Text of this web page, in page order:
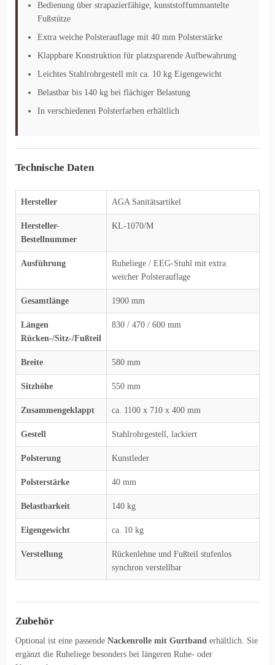
Bedienung über strapazierfähige, kunststoffummantelte
Fußstütze
Extra weiche Polsterauflage mit 40 mm Polsterstärke
Klappbare Konstruktion für platzsparende Aufbewahrung
Leichtes Stahlrohrgestell mit ca. 10 kg Eigengewicht
Belastbar bis 140 kg bei flächiger Belastung
In verschiedenen Polsterfarben erhältlich
Technische Daten
Hersteller AGA Sanitätsartikel
Hersteller-
Bestellnummer
KL-1070/M
Ausführung
Ruheliege / EEG-Stuhl mit extra
weicher Polsterauflage
Gesamtlänge 1900 mm
Längen
Rücken-/Sitz-/Fußteil
830 / 470 / 600 mm
Breite 580 mm
Sitzhöhe 550 mm
Zusammengeklappt ca. 1100 x 710 x 400 mm
Gestell Stahlrohrgestell, lackiert
Polsterung Kunstleder
Polsterstärke 40 mm
Belastbarkeit 140 kg
Eigengewicht ca. 10 kg
Verstellung
Rückenlehne und Fußteil stufenlos
synchron verstellbar
Zubehör
Optional ist eine passende Nackenrolle mit Gurtband erhältlich. Sie
ergänzt die Ruheliege besonders bei längeren Ruhe- oder